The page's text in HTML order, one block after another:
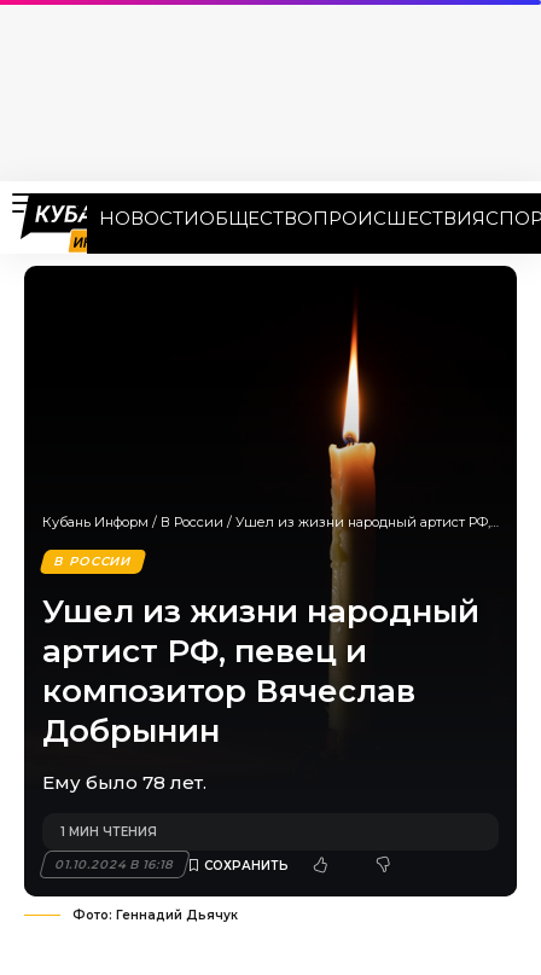
НОВОСТИОБЩЕСТВОПРОИСШЕСТВИЯ
Кубань Информ / В России / Ушел из жизни народный артист РФ, певец и композитор Вячеслав Добрынин
В РОССИИ
Ушел из жизни народный
артист РФ, певец и
композитор Вячеслав
Добрынин
Ему было 78 лет.
01.10.2024 В 16:18
1 МИН ЧТЕНИЯ
Фото: Геннадий Дьячук